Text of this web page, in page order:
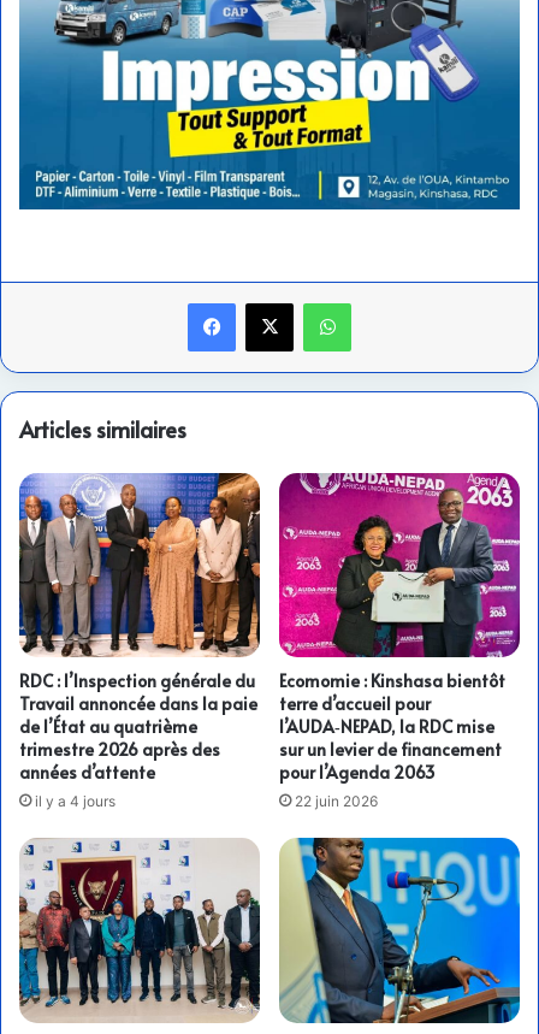
Facebook
X WhatsApp
Articles similaires
RDC : l’Inspection générale du
Travail annoncée dans la paie
de l’État au quatrième
trimestre 2026 après des
années d’attente
il y a 4 jours
Ecomomie : Kinshasa bientôt
terre d’accueil pour
l’AUDA‑NEPAD, la RDC mise
sur un levier de financement
pour l’Agenda 2063
22 juin 2026